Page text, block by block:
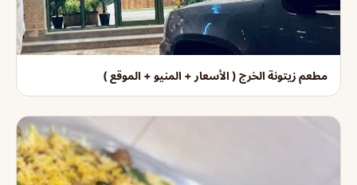
مطعم زيتونة الخرج ( الأسعار + المنيو + الموقع )